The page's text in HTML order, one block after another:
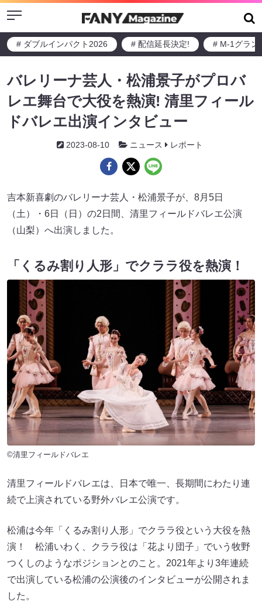
Menu
# ダブルインパクト2026 # 配信延長決定! # M-1グラン
バレリーナ芸人・松浦景子がプロバ
レエ舞台で大役を熱演! 清里フィール
ドバレエ出演インタビュー
2023-08-10 ニュース レポート
吉本新喜劇のバレリーナ芸人・松浦景子が、8月5日
（土）・6日（日）の2日間、清里フィールドバレエ公演
（山梨）へ出演しました。
「くるみ割り人形」でクララ役を熱演！
©清里フィールドバレエ
清里フィールドバレエは、日本で唯一、長期間にわたり連
続で上演されている野外バレエ公演です。
松浦は今年「くるみ割り人形」でクララ役という大役を熱
演！ 松浦いわく、クララ役は「花より団子」でいう牧野
つくしのようなポジションとのこと。2021年より3年連続
で出演している松浦の公演後のインタビューが公開されま
した。